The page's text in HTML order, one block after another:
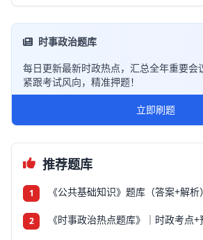
时事政治题库
每日更新最新时政热点，汇总全年重要会
紧跟考试风向，精准押题！
立即刷题
推荐题库
1 《公共基础知识》题库（答案+解析）
2 《时事政治热点题库》｜时政考点+